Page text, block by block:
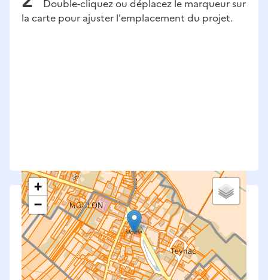
Double-cliquez ou déplacez le marqueur sur
la carte pour ajuster l'emplacement du projet.
+
−Saisissez les surfaces aménagées par le projet
Surfaces à prendre en compte : bâti, voirie,
espaces verts, remblais et bassins — impacts
définitifs et temporaires (travaux).